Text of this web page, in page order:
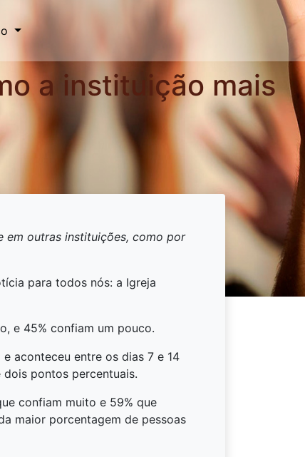
a instituição mais
em outras instituições, como por
para todos nós: a Igreja
e 45% confiam um pouco.
aconteceu entre os dias 7 e 14
pontos percentuais.
confiam muito e 59% que
maior porcentagem de pessoas